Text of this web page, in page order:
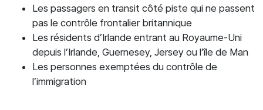
Les passagers en transit côté piste qui ne passent
pas le contrôle frontalier britannique
Les résidents d’Irlande entrant au Royaume-Uni
depuis l’Irlande, Guernesey, Jersey ou l’île de Man
Les personnes exemptées du contrôle de
l’immigration